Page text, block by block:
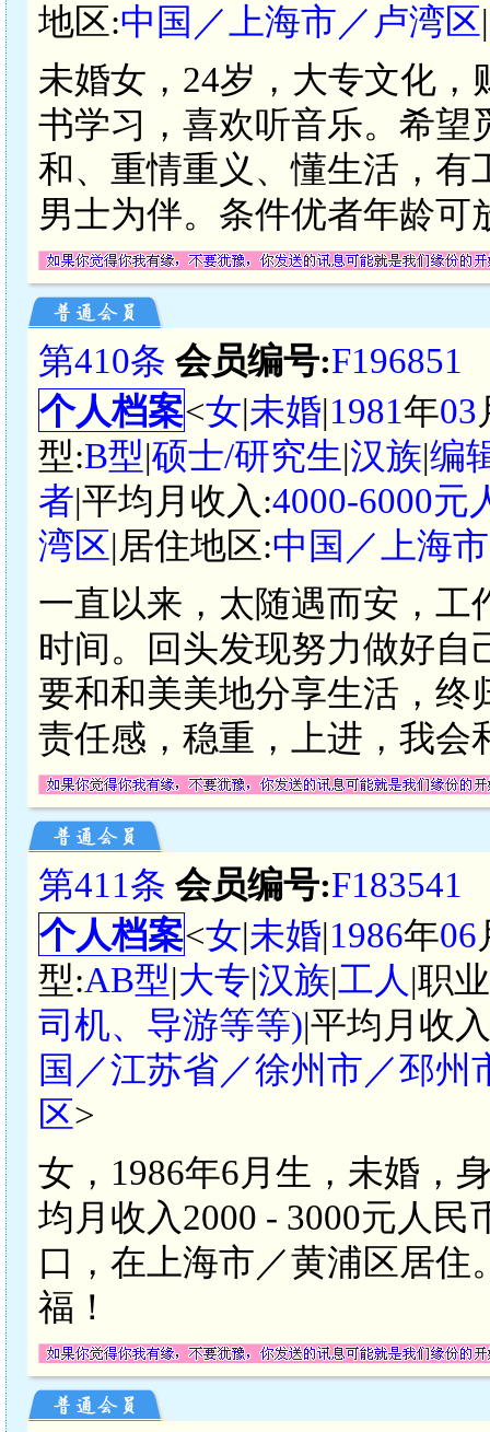
地区:中国／上海市／卢湾区
未婚女，24岁，大专文化
书学习，喜欢听音乐。希望
和、重情重义、懂生活，有
男士为伴。条件优者年龄可
第410条 会员编号:F196851
个人档案<女|未婚|1981年03
型:B型|硕士/研究生|汉族|编
者|平均月收入:4000-6000元
湾区|居住地区:中国／上海
一直以来，太随遇而安，工
时间。回头发现努力做好
要和和美美地分享生活，终
责任感，稳重，上进，我会
第411条 会员编号:F183541
个人档案<女|未婚|1986年06
型:AB型|大专|汉族|工人 |职
司机、导游等等)|平均月收
国／江苏省／徐州市／邳州
区>
女，1986年6月生，未婚，
均月收入2000 - 3000元人
口，在上海市／黄浦区居
福！